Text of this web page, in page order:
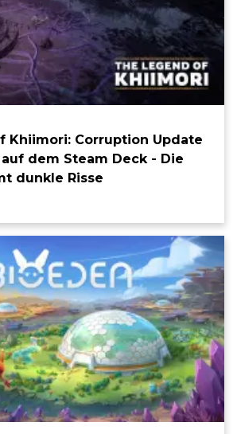
Khiimori: Corruption Update
dem Steam Deck - Die
dunkle Risse